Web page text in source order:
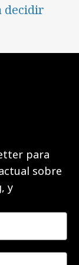
decidir
para
sobre
y